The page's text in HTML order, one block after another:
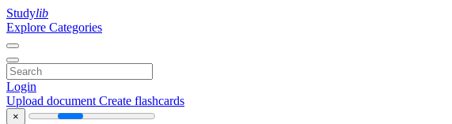
Studylib
Explore Categories
Login
Upload document Create flashcards
×